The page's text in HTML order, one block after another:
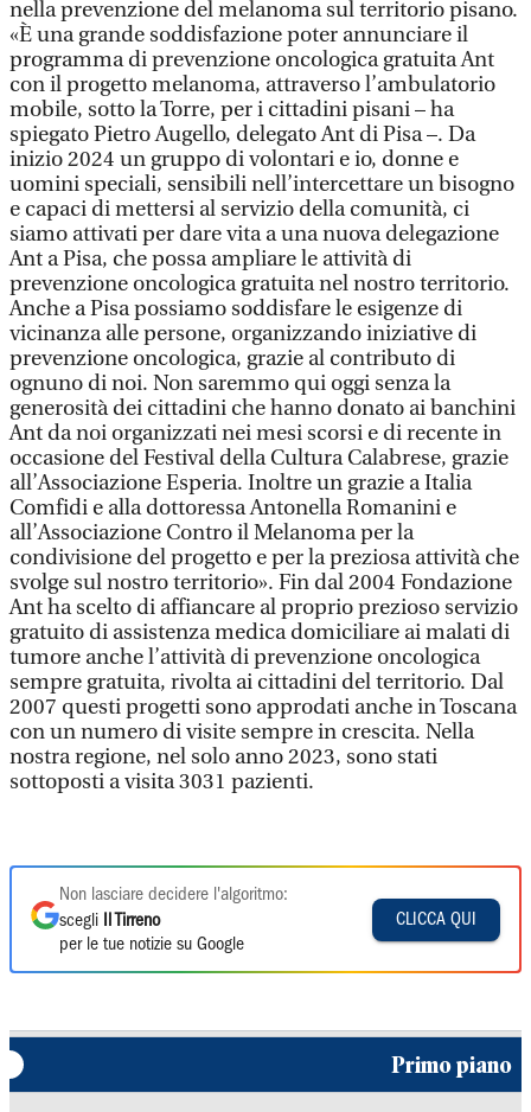
nella prevenzione del melanoma sul territorio pisano.
«È una grande soddisfazione poter annunciare il
programma di prevenzione oncologica gratuita Ant
con il progetto melanoma, attraverso l’ambulatorio
mobile, sotto la Torre, per i cittadini pisani – ha
spiegato Pietro Augello, delegato Ant di Pisa –. Da
inizio 2024 un gruppo di volontari e io, donne e
uomini speciali, sensibili nell’intercettare un bisogno
e capaci di mettersi al servizio della comunità, ci
siamo attivati per dare vita a una nuova delegazione
Ant a Pisa, che possa ampliare le attività di
prevenzione oncologica gratuita nel nostro territorio.
Anche a Pisa possiamo soddisfare le esigenze di
vicinanza alle persone, organizzando iniziative di
prevenzione oncologica, grazie al contributo di
ognuno di noi. Non saremmo qui oggi senza la
generosità dei cittadini che hanno donato ai banchini
Ant da noi organizzati nei mesi scorsi e di recente in
occasione del Festival della Cultura Calabrese, grazie
all’Associazione Esperia. Inoltre un grazie a Italia
Comfidi e alla dottoressa Antonella Romanini e
all’Associazione Contro il Melanoma per la
condivisione del progetto e per la preziosa attività che
svolge sul nostro territorio». Fin dal 2004 Fondazione
Ant ha scelto di affiancare al proprio prezioso servizio
gratuito di assistenza medica domiciliare ai malati di
tumore anche l’attività di prevenzione oncologica
sempre gratuita, rivolta ai cittadini del territorio. Dal
2007 questi progetti sono approdati anche in Toscana
con un numero di visite sempre in crescita. Nella
nostra regione, nel solo anno 2023, sono stati
sottoposti a visita 3031 pazienti.
Non lasciare decidere l'algoritmo:
scegli
Il Tirreno
per le tue notizie su Google
CLICCA QUI
Primo piano